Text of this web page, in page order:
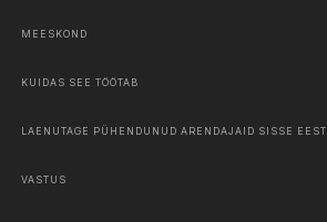
MEESKOND
KUIDAS SEE TÖÖTAB
LAENUTAGE PÜHENDUNUD ARENDAJAID SISSE EESTI
VASTUS